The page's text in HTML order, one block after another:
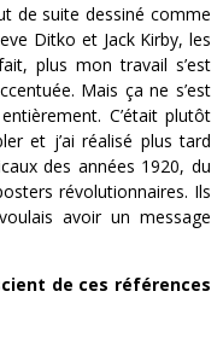
de suite dessiné comme
Ditko et Jack Kirby, les
plus mon travail s’est
Mais ça ne s’est
C’était plutôt
et j’ai réalisé plus tard
des années 1920, du
révolutionnaires. Ils
avoir un message
de ces références